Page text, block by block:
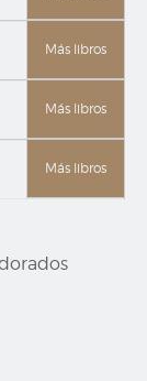
Más libros
Más libros
Más libros